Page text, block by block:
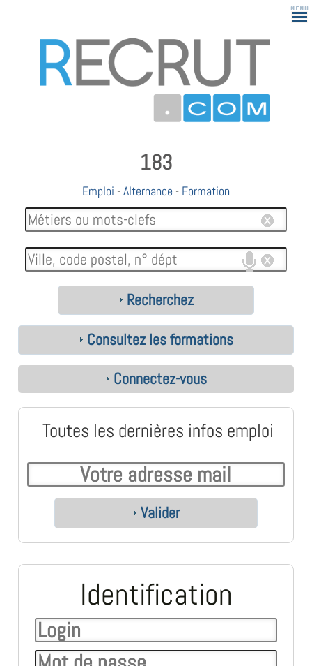
183
Emploi -Alternance - Formation
Recherchez
Consultez les formations
Connectez-vous
Toutes les dernières infos emploi
Valider
Identification